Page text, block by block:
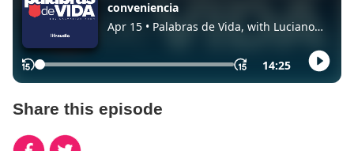
Share this episode